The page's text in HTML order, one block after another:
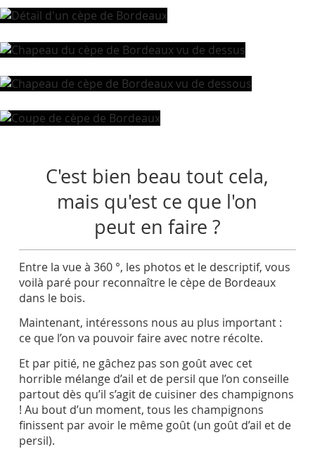
C'est bien beau tout cela,
mais qu'est ce que l'on
peut en faire ?
Entre la vue à 360 °, les photos et le descriptif, vous
voilà paré pour reconnaître le cèpe de Bordeaux
dans le bois.
Maintenant, intéressons nous au plus important :
ce que l’on va pouvoir faire avec notre récolte.
Et par pitié, ne gâchez pas son goût avec cet
horrible mélange d’ail et de persil que l’on conseille
partout dès qu’il s’agit de cuisiner des champignons
! Au bout d’un moment, tous les champignons
finissent par avoir le même goût (un goût d’ail et de
persil).